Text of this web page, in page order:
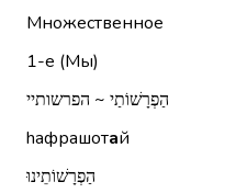
Множественное
1-е (Мы)
הַפְרָשׁוֹתַי ~ הפרשותיי
hафрашотай
הַפְרָשׁוֹתֵינוּ